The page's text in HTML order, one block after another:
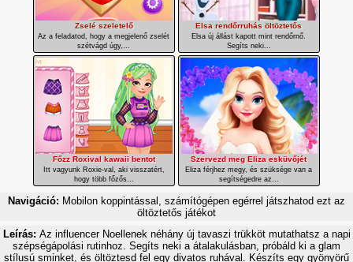
Zselé szeletelő
Az a feladatod, hogy a megjelenő zselét
szétvágd úgy,...
Elsa rendőrruhás öltöztetős
Elsa új állást kapott mint rendőrnő.
Segíts neki...
Főzz Roxival kawaii bentot
Itt vagyunk Roxie-val, aki visszatért,
hogy több főzős...
Szervezd meg Eliza esküvőjét
Eliza férjhez megy, és szüksége van a
segítségedre az...
Navigáció: Mobilon koppintással, számítógépen egérrel játszhatod ezt az
öltöztetős játékot
Leírás: Az influencer Noellenek néhány új tavaszi trükköt mutathatsz a napi
szépségápolási rutinhoz. Segíts neki a átalakulásban, próbáld ki a glam
stílusú sminket, és öltöztesd fel egy divatos ruhával. Készíts egy gyönyörű